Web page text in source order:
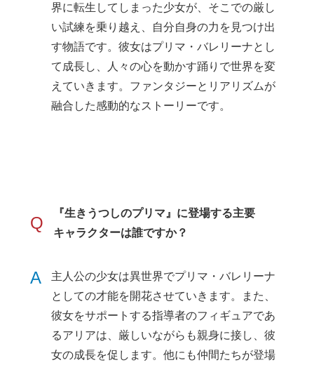
界に転生してしまった少女が、そこでの厳し
い試練を乗り越え、自分自身の力を見つけ出
す物語です。彼女はプリマ・バレリーナとし
て成長し、人々の心を動かす踊りで世界を変
えていきます。ファンタジーとリアリズムが
融合した感動的なストーリーです。
Q
『生きうつしのプリマ』に登場する主要
キャラクターは誰ですか？
A
主人公の少女は異世界でプリマ・バレリーナ
としての才能を開花させていきます。また、
彼女をサポートする指導者のフィギュアであ
るアリアは、厳しいながらも親身に接し、彼
女の成長を促します。他にも仲間たちが登場